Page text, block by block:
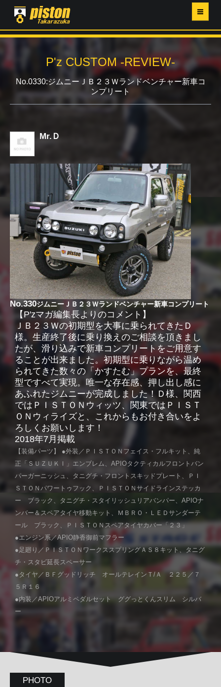
P'Z MAGAZINE
PISTON YAHOO店
店舗ご案内
P'z CUSTOM -REVIEW-
No.0330:ジムニーＪＢ２３Ｗランドベンチャー新車コ
ンプリート
Mr.Ｄ
No.330ジムニーＪＢ２３Ｗランドベンチャー新車コンプリート
【P'zマガ編集長よりのコメント】
ＪＢ２３Ｗの初期型を大事に乗られてきたＤ
様。生産終了後に乗り換えのご相談を頂きまし
たが、滑り込みで新車コンプリートをご用意す
ることが出来ました。初期型に乗りながら温め
られてきた数々の「かすたむ」プランを、最終
型ですべて実現。唯一な存在感、押し出し感に
あふれたジムニーが完成しました！Ｄ様、関西
ではＰＩＳＴＯＮウィッツ、関東ではＰＩＳＴ
ＯＮウィライズと、これからもお付き合いをよ
ろしくお願いします！
2018年7月掲載
【装備パーツ】 ●外装／ＰＩＳＴＯＮフェイス・フルキット、純
正「ＳＵＺＵＫＩ」エンブレム、APIOタクティカルフロントバン
パーガーニッシュ、タニグチ・フロントスキッドプレート、ＰＩ
ＳＴＯＮパワートゥフック、ＰＩＳＴＯＮサイドラインステッカ
ー ブラック、タニグチ・スタイリッシュリアバンパー、APIOナ
ンバー＆スペアタイヤ移動キット、ＭＢＲＯ・ＬＥＤサンダーテ
ール ブラック、ＰＩＳＴＯＮスペアタイヤカバー「２３」
●エンジン系／APIO静香御前マフラー
●足廻り／ＰＩＳＴＯＮワークススプリングＡＳ８キット、タニグ
チ・スタビ延長スペーサー
●タイヤ／ＢＦグッドリッチ オールテレインＴ/Ａ ２２５／７
５Ｒ１６
●内装／APIOアルミペダルセット ググっとくんスリム シルバ
ー
PHOTO